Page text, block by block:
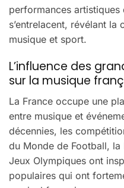
performances
s’entrelacent, révélant la
musique et sport.
L’influence des
sur la musique
La France occupe une
entre musique et
décennies, les
du Monde de Football,
Jeux Olympiques ont
populaires qui ont